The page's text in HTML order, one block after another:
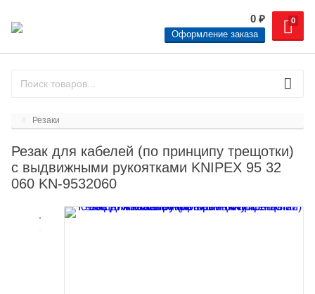
0
0 ₽
Оформление заказа
Резаки
Резак для кабелей (по принципу трещотки)
с выдвижными рукоятками KNIPEX 95 32
060 KN-9532060